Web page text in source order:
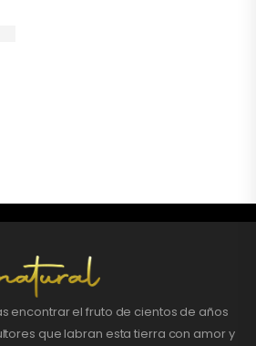
encontrar el fruto de cientos de años
que labran esta tierra con amor y